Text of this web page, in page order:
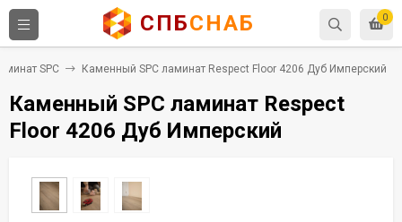
0
СПБСНАБ
SPC Каменный SPC ламинат Respect Floor 4206 Дуб Имперский
Каменный SPC ламинат Respect
Floor 4206 Дуб Имперский